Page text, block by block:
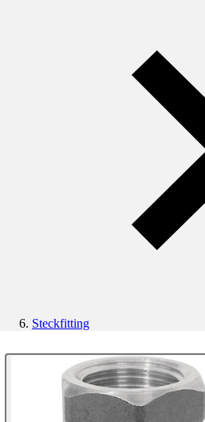
Steckfitting